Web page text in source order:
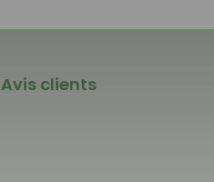
Avis clients